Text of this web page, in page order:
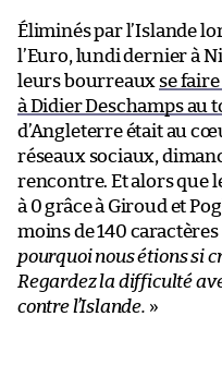
Éliminés par l’Islande
l’Euro, lundi dernier à
leurs bourreaux se
à Didier Deschamps au
d’Angleterre était au
réseaux sociaux,
rencontre. Et alors que
à 0 grâce à Giroud et
moins de 140 caractères
pourquoi nous étions si
Regardez la difficulté
contre l’Islande. »